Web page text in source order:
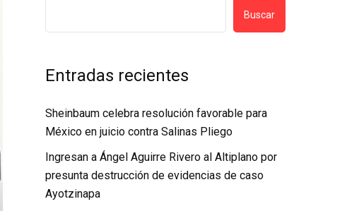
Buscar
Entradas recientes
Sheinbaum celebra resolución favorable para
México en juicio contra Salinas Pliego
Ingresan a Ángel Aguirre Rivero al Altiplano por
presunta destrucción de evidencias de caso
Ayotzinapa